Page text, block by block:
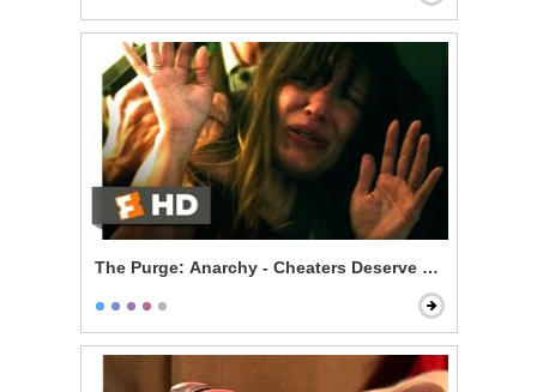
The Purge: Anarchy - Cheaters Deserve to Die